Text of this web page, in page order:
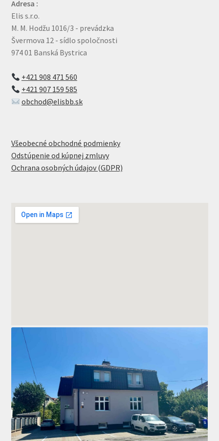
Adresa :
Elis s.r.o.
M. M. Hodžu 1016/3 - prevádzka
Švermova 12 - sídlo spoločnosti
974 01 Banská Bystrica
+421 908 471 560
+421 907 159 585
obchod@elisbb.sk
Všeobecné obchodné podmienky
Odstúpenie od kúpnej zmluvy
Ochrana osobných údajov (GDPR)